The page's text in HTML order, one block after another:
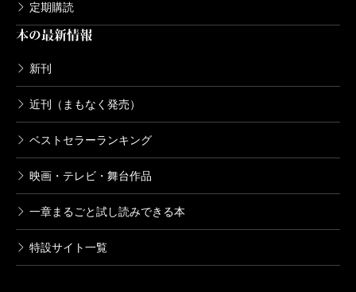
定期購読
本の最新情報
新刊
近刊（まもなく発売）
ベストセラーランキング
映画・テレビ・舞台作品
一章まるごと試し読みできる本
特設サイト一覧